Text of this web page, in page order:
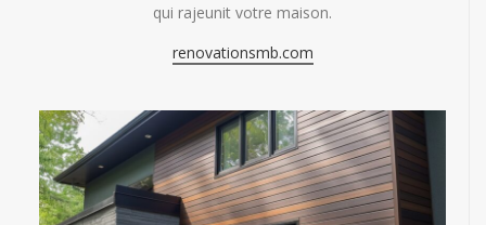
qui rajeunit votre maison.
renovationsmb.com